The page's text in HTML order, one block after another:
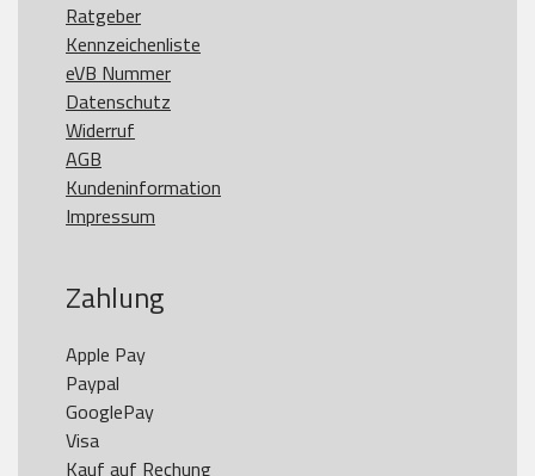
Ratgeber
Kennzeichenliste
eVB Nummer
Datenschutz
Widerruf
AGB
Kundeninformation
Impressum
Zahlung
Apple Pay
Paypal
GooglePay
Visa
Kauf auf Rechung